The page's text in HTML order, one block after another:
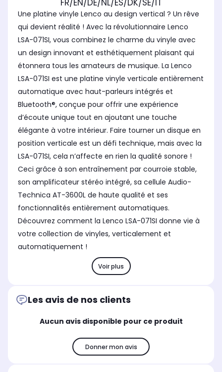
FR/EN/DE/NL/ES/DK/SE/IT
Une platine vinyle Lenco au design vertical ? Un rêve
qui devient réalité ! Avec la révolutionnaire Lenco
LSA-071SI, vous combinez le charme du vinyle avec
un design innovant et esthétiquement plaisant qui
étonnera tous les amateurs de musique. La Lenco
LSA-071SI est une platine vinyle verticale entièrement
automatique avec haut-parleurs intégrés et
Bluetooth®, conçue pour offrir une expérience
d’écoute unique tout en ajoutant une touche
élégante à votre intérieur. Faire tourner un disque en
position verticale est un défi technique, mais avec la
LSA-071SI, cela n’affecte en rien la qualité sonore !
Ceci grâce à son entraînement par courroie stable,
son amplificateur stéréo intégré, sa cellule Audio-
Technica AT-3600L de haute qualité et ses
fonctionnalités entièrement automatiques.
Découvrez comment la Lenco LSA-071SI donne vie à
votre collection de vinyles, verticalement et
automatiquement !
Voir plus
Les avis de nos clients
Aucun avis disponible pour ce produit
Donner mon avis